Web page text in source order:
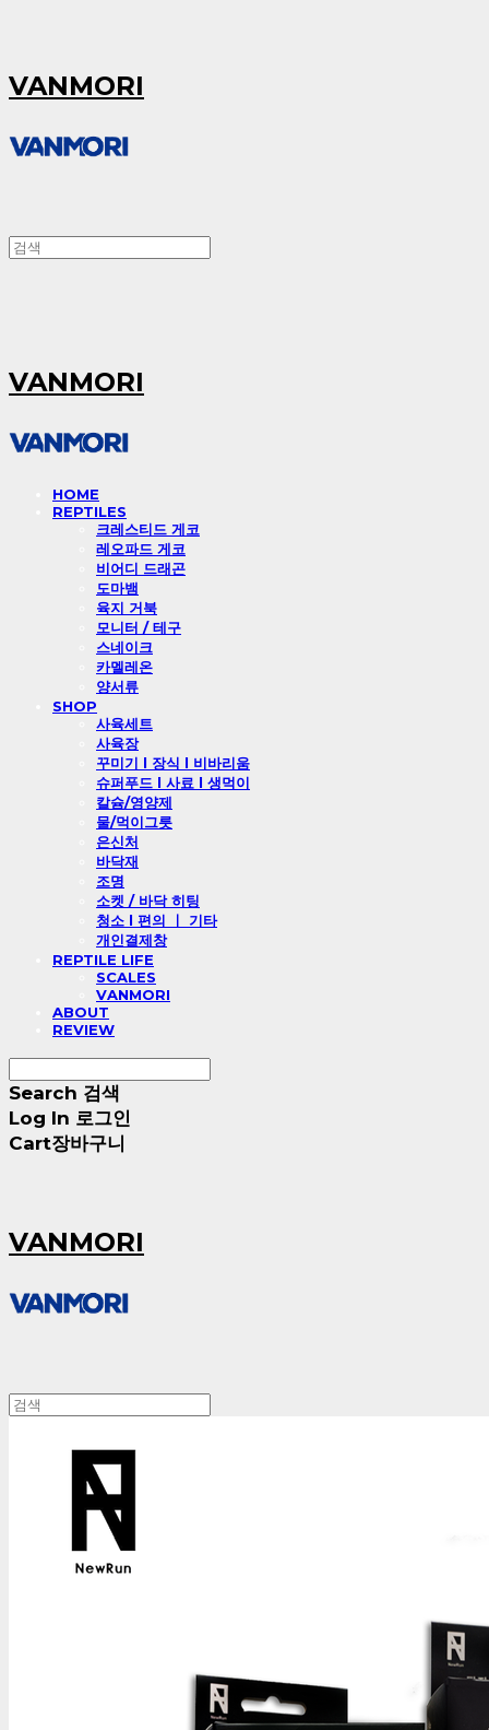
VANMORI
VANMORI
HOME
REPTILES
크레스티드 게코
레오파드 게코
비어디 드래곤
도마뱀
육지 거북
모니터 / 테구
스네이크
카멜레온
양서류
SHOP
사육세트
사육장
꾸미기 l 장식 l 비바리움
슈퍼푸드 l 사료 l 생먹이
칼슘/영양제
물/먹이그릇
은신처
바닥재
조명
소켓 / 바닥 히팅
청소 l 편의 ㅣ 기타
개인결제창
REPTILE LIFE
SCALES
VANMORI
ABOUT
REVIEW
Search 검색
Log In 로그인
Cart장바구니
VANMORI